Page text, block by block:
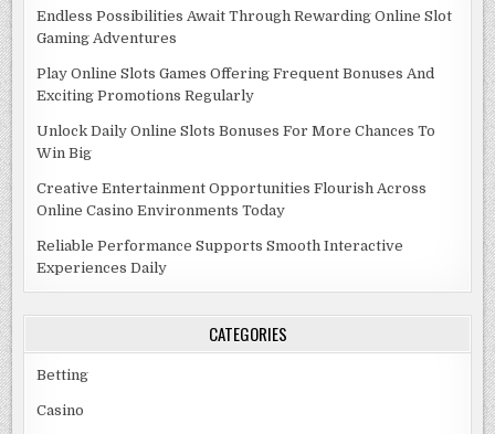
Endless Possibilities Await Through Rewarding Online Slot
Gaming Adventures
Play Online Slots Games Offering Frequent Bonuses And
Exciting Promotions Regularly
Unlock Daily Online Slots Bonuses For More Chances To
Win Big
Creative Entertainment Opportunities Flourish Across
Online Casino Environments Today
Reliable Performance Supports Smooth Interactive
Experiences Daily
CATEGORIES
Betting
Casino